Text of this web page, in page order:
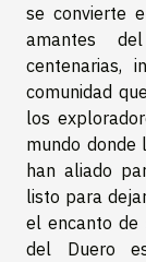
se convierte
amantes
centenarias,
comunidad
los
mundo
han aliado
listo para
el encanto de
del Duero